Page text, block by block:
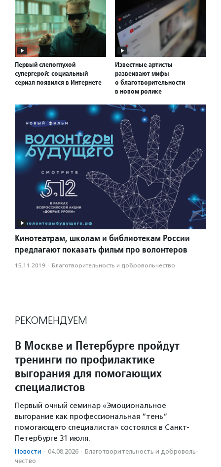
Первый слепоглухой
супергерой: социальный
сериал появился в Интернете
Известные артисты
развеивают мифы
о благотворительности
в новом ролике
Кинотеатрам, школам и библиотекам России
предлагают показать фильм про волонтеров
15.11.2019 · Благотвори­тель­ность и доброволь­чест­во
РЕКОМЕНДУЕМ
В Москве и Петербурге пройдут
тренинги по профилактике
выгорания для помогающих
специалистов
Первый очный семинар «Эмоциональное
выгорание как профессиональная “тень“
помогающего специалиста» состоялся в Санкт-
Петербурге 31 июля.
Новости · 04.08.2026 · Благотвори­тель­ность и доброволь­
чест­во